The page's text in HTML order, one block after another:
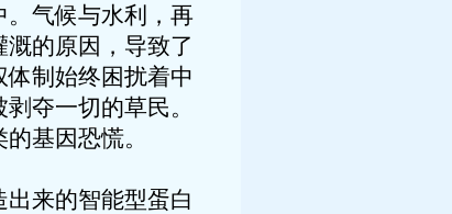
。气候与水利，再
的原因，导致了
制始终困扰着中
夺一切的草民。
基因恐慌。
来的智能型蛋白